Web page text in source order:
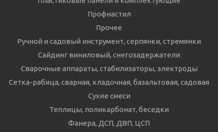
Профнастил
Прочее
Ручной и садовый инструмент, серпянки, стремянки
Сайдинг виниловый, снегозадержатели
Сварочные аппараты, стабилизаторы, электроды
Сетка-рабица, сварная, кладочная, базальтовая, садовая
Сухие смеси
Теплицы, поликарбонат, беседки
Фанера, ДСП, ДВП, ЦСП